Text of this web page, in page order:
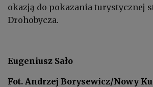
okazją do pokazania turystycznej
Drohobycza.
Eugeniusz Sało
Fot. Andrzej Borysewicz/Nowy